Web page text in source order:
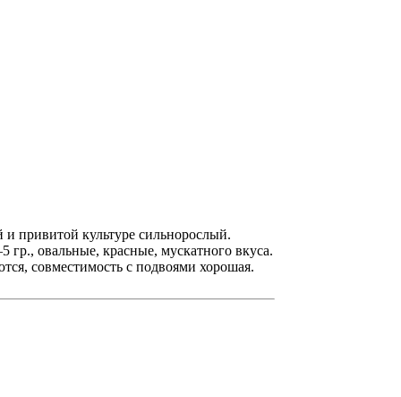
привитой культуре сильнорослый.
овальные, красные, мускатного вкуса.
совместимость с подвоями хорошая.